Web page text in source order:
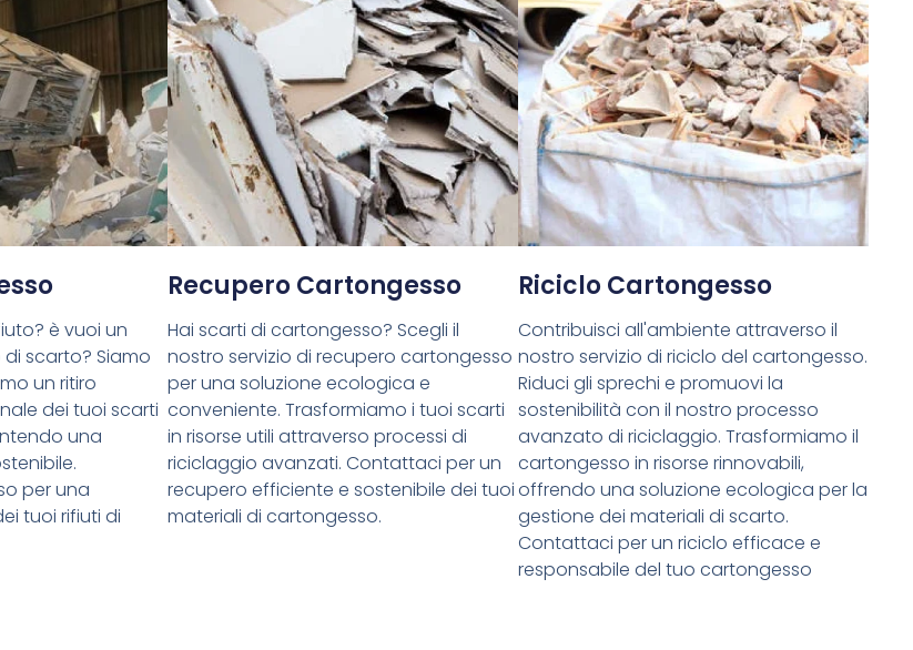
è vuoi un
scarto? Siamo
un ritiro
dei tuoi scarti
una
per una
tuoi rifiuti di
Recupero Cartongesso
Hai scarti di cartongesso? Scegli il
nostro servizio di recupero cartongesso
per una soluzione ecologica e
conveniente. Trasformiamo i tuoi scarti
in risorse utili attraverso processi di
riciclaggio avanzati. Contattaci per un
recupero efficiente e sostenibile dei tuoi
materiali di cartongesso.
Riciclo Cartongesso
Contribuisci all'ambiente attraverso il
nostro servizio di riciclo del cartongesso.
Riduci gli sprechi e promuovi la
sostenibilità con il nostro processo
avanzato di riciclaggio. Trasformiamo il
cartongesso in risorse rinnovabili,
offrendo una soluzione ecologica per la
gestione dei materiali di scarto.
Contattaci per un riciclo efficace e
responsabile del tuo cartongesso